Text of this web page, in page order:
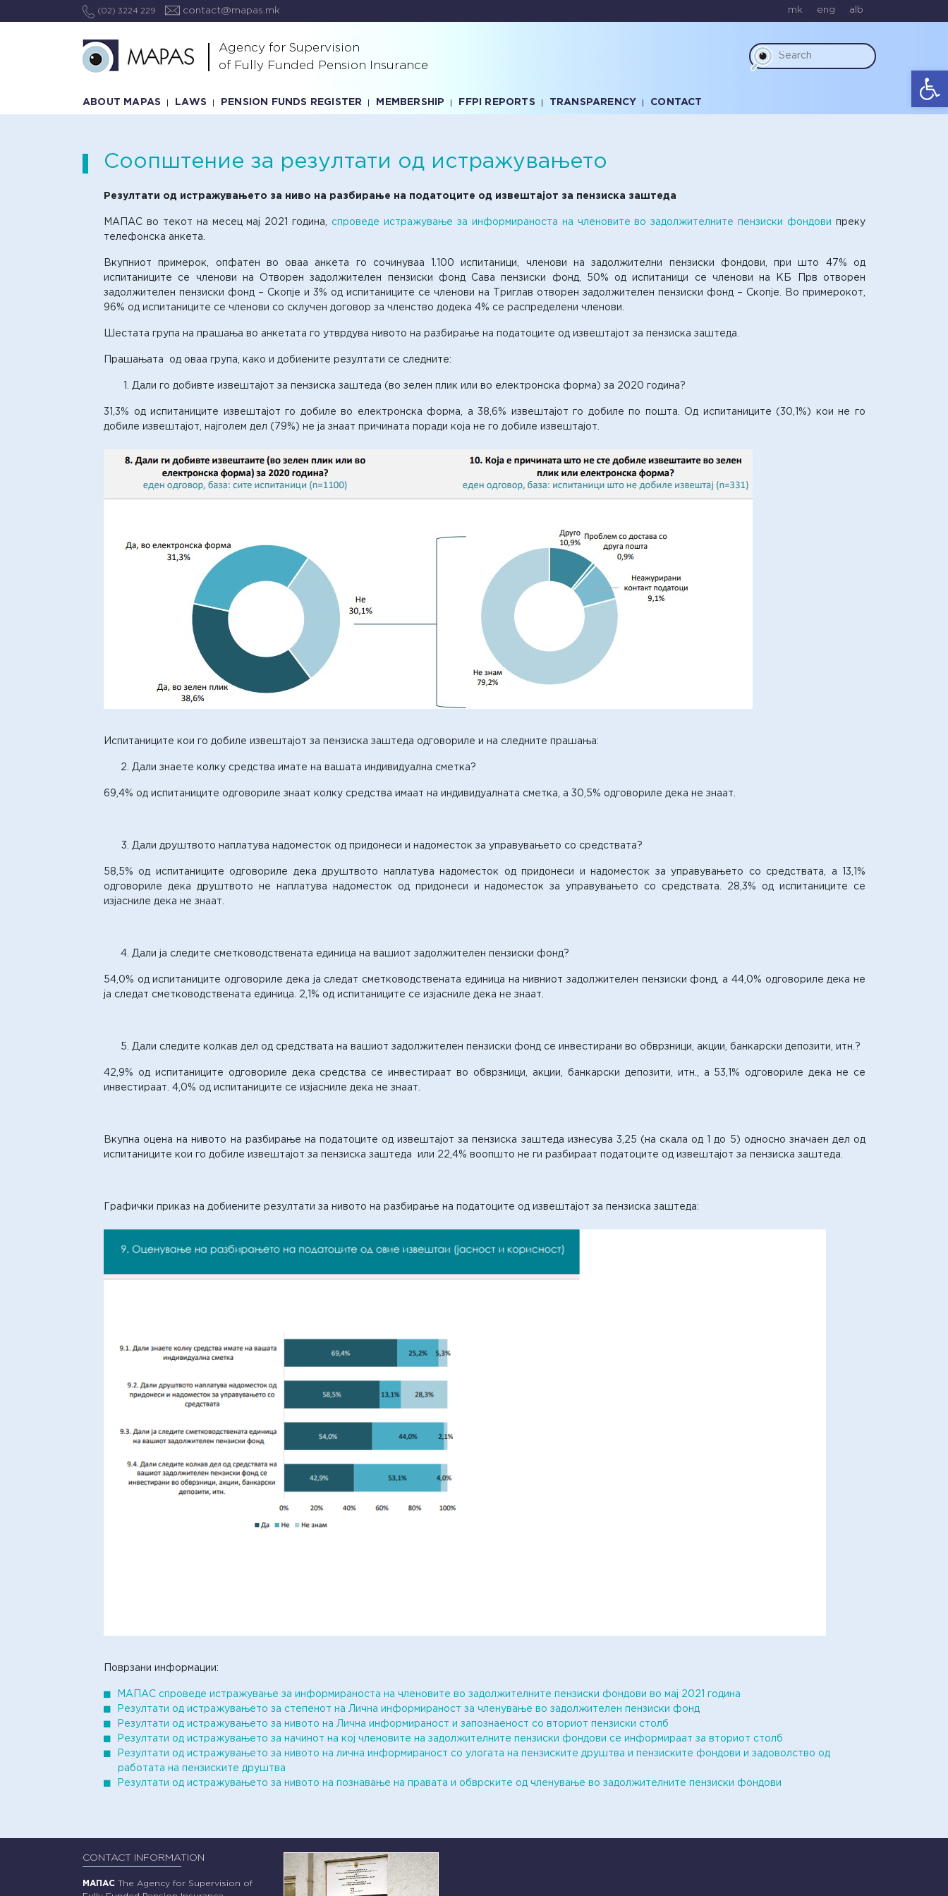
(02) 3224 229 contact@mapas.mk mk eng alb
Agency for Supervision
of Fully Funded Pension Insurance
ABOUT MAPAS LAWS PENSION FUNDS REGISTER MEMBERSHIP FFPI REPORTS TRANSPARENCY CONTACT
Соопштение за резултати од истражувањето
Резултати од истражувањето за ниво на разбирање на податоците од извештајот за пензиска заштеда
МАПАС во текот на месец мај 2021 година, спроведе истражување за информираноста на членовите во задолжителните пензиски фондови преку
телефонска анкета.
Вкупниот примерок, опфатен во оваа анкета го сочинуваа 1.100 испитаници, членови на задолжителни пензиски фондови, при што 47% од
испитаниците се членови на Отворен задолжителен пензиски фонд Сава пензиски фонд, 50% од испитаници се членови на КБ Прв отворен
задолжителен пензиски фонд – Скопје и 3% од испитаниците се членови на Триглав отворен задолжителен пензиски фонд – Скопје. Во примерокот,
96% од испитаниците се членови со склучен договор за членство додека 4% се распределени членови.
Шестата група на прашања во анкетата го утврдува нивото на разбирање на податоците од извештајот за пензиска заштеда.
Прашањата од оваа група, како и добиените резултати се следните:
Дали го добивте извештајот за пензиска заштеда (во зелен плик или во електронска форма) за 2020 година?
31,3% од испитаниците извештајот го добиле во електронска форма, а 38,6% извештајот го добиле по пошта. Од испитаниците (30,1%) кои не го
добиле извештајот, најголем дел (79%) не ја знаат причината поради која не го добиле извештајот.
Испитаниците кои го добиле извештајот за пензиска заштеда одговориле и на следните прашања:
Дали знаете колку средства имате на вашата индивидуална сметка?
69,4% од испитаниците одговориле знаат колку средства имаат на индивидуалната сметка, а 30,5% одговориле дека не знаат.
Дали друштвото наплатува надоместок од придонеси и надоместок за управувањето со средствата?
58,5% од испитаниците одговориле дека друштвото наплатува надоместок од придонеси и надоместок за управувањето со средствата, а 13,1%
одговориле дека друштвото не наплатува надоместок од придонеси и надоместок за управувањето со средствата. 28,3% од испитаниците се
изјасниле дека не знаат.
Дали ја следите сметководствената единица на вашиот задолжителен пензиски фонд?
54,0% од испитаниците одговориле дека ја следат сметководствената единица на нивниот задолжителен пензиски фонд, а 44,0% одговориле дека не
ја следат сметководствената единица. 2,1% од испитаниците се изјасниле дека не знаат.
Дали следите колкав дел од средствата на вашиот задолжителен пензиски фонд се инвестирани во обврзници, акции, банкарски депозити, итн.?
42,9% од испитаниците одговориле дека средства се инвестираат во обврзници, акции, банкарски депозити, итн., а 53,1% одговориле дека не се
инвестираат. 4,0% од испитаниците се изјасниле дека не знаат.
Вкупна оцена на нивото на разбирање на податоците од извештајот за пензиска заштеда изнесува 3,25 (на скала од 1 до 5) односно значаен дел од
испитаниците кои го добиле извештајот за пензиска заштеда или 22,4% воопшто не ги разбираат податоците од извештајот за пензиска заштеда.
Графички приказ на добиените резултати за нивото на разбирање на податоците од извештајот за пензиска заштеда:
Поврзани информации:
МАПАС спроведе истражување за информираноста на членовите во задолжителните пензиски фондови во мај 2021 година
Резултати од истражувањето за степенот на Лична информираност за членување во задолжителен пензиски фонд
Резултати од истражувањето за нивото на Лична информираност и запознаеност со вториот пензиски столб
Резултати од истражувањето за начинот на кој членовите на задолжителните пензиски фондови се информираат за вториот столб
Резултати од истражувањето за нивото на лична информираност со улогата на пензиските друштва и пензиските фондови и задоволство од
работата на пензиските друштва
Резултати од истражувањето за нивото на познавање на правата и обврските од членување во задолжителните пензиски фондови
CONTACT INFORMATION
МАПАС The Agency for Supervision of